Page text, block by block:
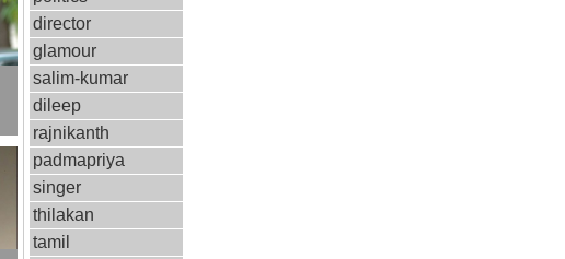
director
glamour
salim-kumar
dileep
rajnikanth
padmapriya
singer
thilakan
tamil